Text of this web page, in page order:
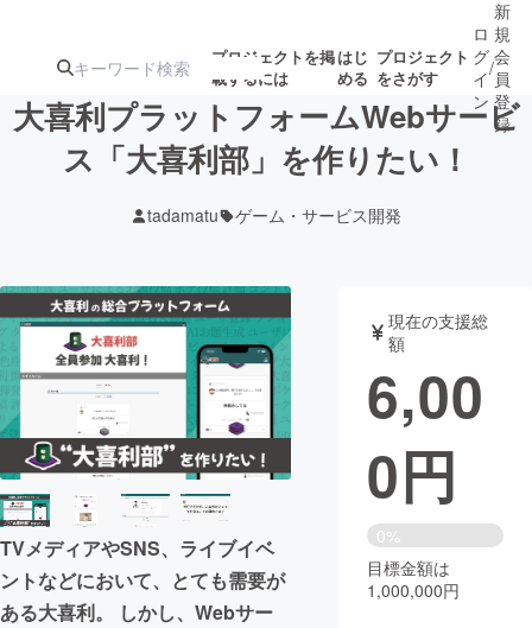
プロジェクトを掲
載するには
はじ
める
プロジェクト
をさがす
ターン
ジェクト
ロジェクト
アート・写真 音楽
テクノロジー・ガジェット ゲーム・サ
映像・映画 書籍・雑誌
ビジネス・起業 チャレンジ
まちづくり・地域活性化
ロ
グ
イ
ン
/
新
規
会
員
登
録
大喜利プラットフォームWebサービ
ス「大喜利部」を作りたい！
tadamatu ゲーム・サービス開発
TVメディアやSNS、ライブイベ
ントなどにおいて、とても需要が
ある大喜利。 しかし、Webサー
現在の支援総
額
6,00
0円
0%
目標金額は
1,000,000円